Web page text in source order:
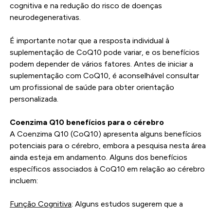
cognitiva e na redução do risco de doenças
neurodegenerativas.
É importante notar que a resposta individual à
suplementação de CoQ10 pode variar, e os benefícios
podem depender de vários fatores. Antes de iniciar a
suplementação com CoQ10, é aconselhável consultar
um profissional de saúde para obter orientação
personalizada.
Coenzima Q10 benefícios para o cérebro
A Coenzima Q10 (CoQ10) apresenta alguns benefícios
potenciais para o cérebro, embora a pesquisa nesta área
ainda esteja em andamento. Alguns dos benefícios
específicos associados à CoQ10 em relação ao cérebro
incluem:
Função Cognitiva: Alguns estudos sugerem que a